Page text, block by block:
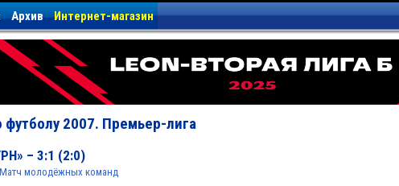
Архив Интернет-магазин
2007. Премьер-лига
– 3:1 (2:0)
Матч молодёжных команд